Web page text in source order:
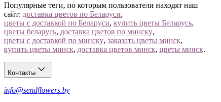
Популярные теги, по которым пользователи находят наш
сайт: доставка цветов по Беларуси,
цветы с доставкой по Беларуси, купить цветы Беларусь,
цветы беларусь, доставка цветов по минску,
цветы с доставкой по минску, заказать цветы минск,
купить цветы минск, доставка цветов минск, цветы минск.
Контакты
info@sendflowers.by